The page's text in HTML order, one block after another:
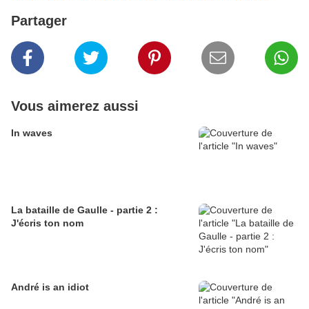
Partager
Vous aimerez aussi
In waves
La bataille de Gaulle - partie 2 :
J'écris ton nom
André is an idiot